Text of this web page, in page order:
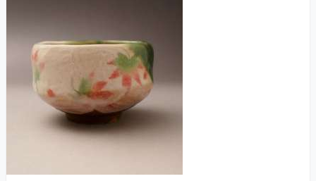
我們也精心設計了抹茶快沖瓶，除了
，更 內建網篩
，能讓抹茶粉細緻分散，更容易沖泡出美味
的抹茶，希望您喜歡。